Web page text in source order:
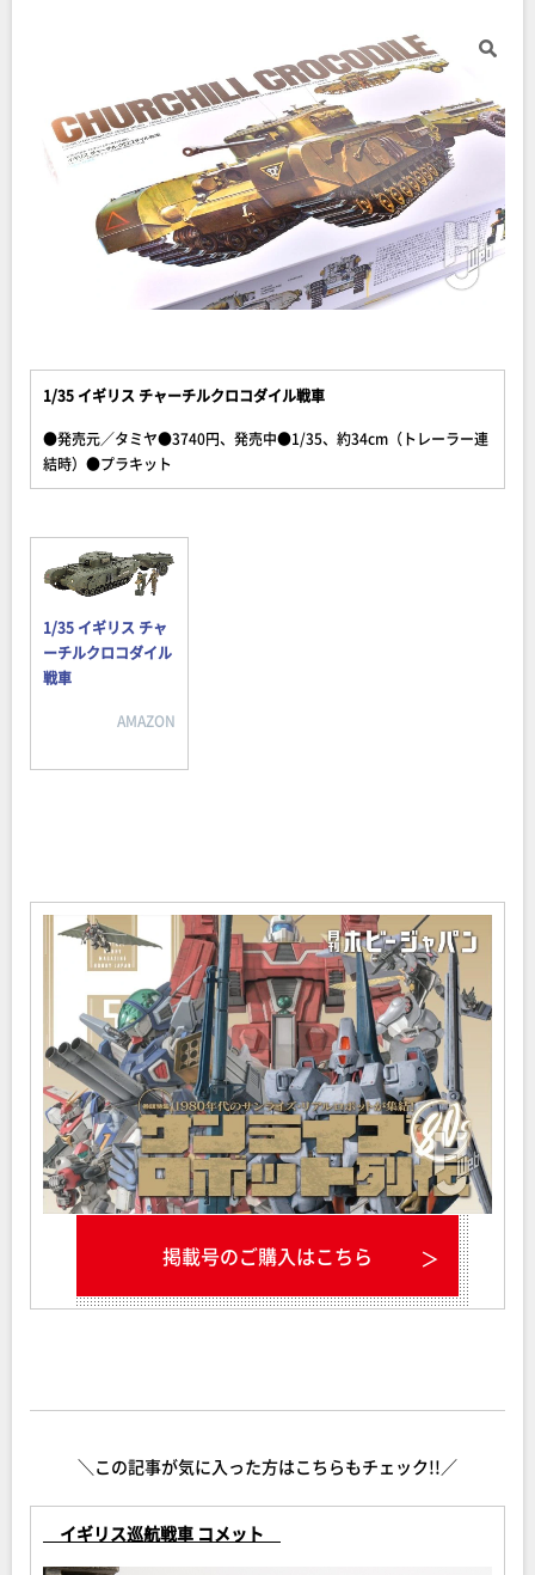
1/35 イギリス チャーチルクロコダイル戦車
●発売元／タミヤ●3740円、発売中●1/35、約34cm（トレーラー連
結時）●プラキット
1/35 イギリス チャ
ーチルクロコダイル
戦車
AMAZON
掲載号のご購入はこちら
＼この記事が気に入った方はこちらもチェック!!／
イギリス巡航戦車 コメット